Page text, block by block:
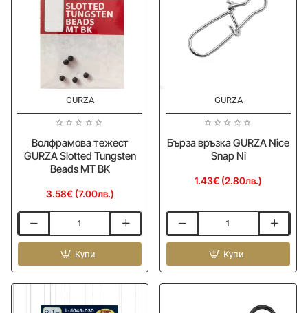
GURZA
Волфрамова тежест
GURZA Slotted Tungsten
Beads MT BK
3.58€ (7.00лв.)
Волфрамова
тежест
Slotted
Tungsten
Купи
GURZA
Бърза връзка GURZA Nice
Snap Ni
1.43€ (2.80лв.)
връзка
Nice
Snap
Купи